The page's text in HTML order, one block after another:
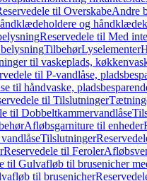
til OverskabeAndre
og
Reservedele til Med
TilbehørLyselementer
til vaskeplads,
til P-vandlåse,
til håndvaske,
til Tilslutninger
til Dobbeltkammervandlåse
Afløbsgarniture til enheder
Tilslutninger
Reservedele til Feroler
til Gulvafløb til brusenicher
til brusenicher